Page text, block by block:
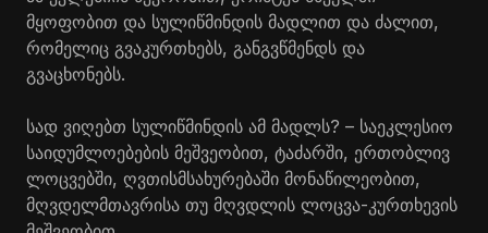
მყოფობით და სულიწმინდის მადლით და ძალით,
რომელიც გვაკურთხებს, განგვწმენდს და
გვაცხონებს.
სად ვიღებთ სულიწმინდის ამ მადლს? – საეკლესიო
საიდუმლოებების მეშვეობით, ტაძარში, ერთობლივ
ლოცვებში, ღვთისმსახურებაში მონაწილეობით,
მღვდელმთავრისა თუ მღვდლის ლოცვა-კურთხევის